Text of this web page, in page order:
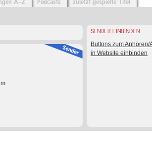
A-Z Podcasts zuletzt gespielte Titel
SENDER EINBINDEN
Buttons zum Anhören/
in Website einbinden